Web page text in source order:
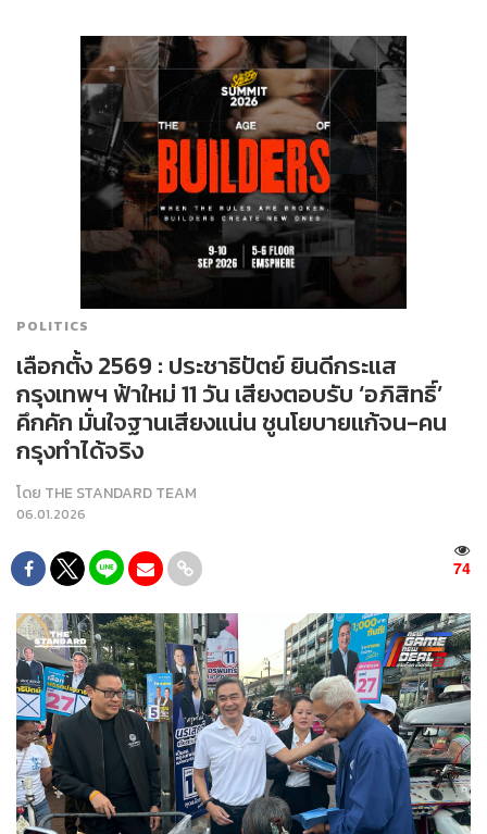
POLITICS
เลือกตั้ง 2569 : ประชาธิปัตย์ ยินดีกระแส
กรุงเทพฯ ฟ้าใหม่ 11 วัน เสียงตอบรับ ‘อภิสิทธิ์’
คึกคัก มั่นใจฐานเสียงแน่น ชูนโยบายแก้จน-คน
กรุงทำได้จริง
โดย THE STANDARD TEAM
06.01.2026
74